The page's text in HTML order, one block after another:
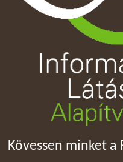
Kövessen minket a